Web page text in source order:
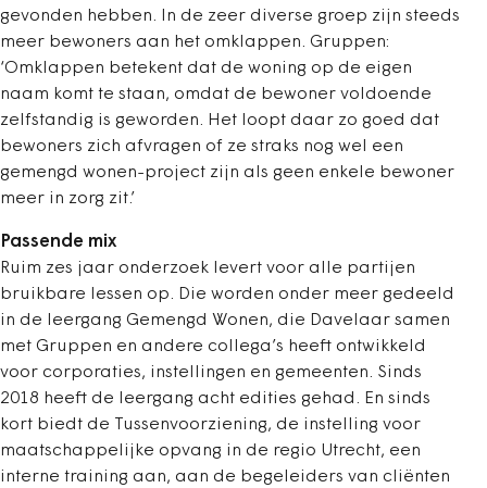
gevonden hebben. In de zeer diverse groep zijn steeds
meer bewoners aan het omklappen. Gruppen:
‘Omklappen betekent dat de woning op de eigen
naam komt te staan, omdat de bewoner voldoende
zelfstandig is geworden. Het loopt daar zo goed dat
bewoners zich afvragen of ze straks nog wel een
gemengd wonen-project zijn als geen enkele bewoner
meer in zorg zit.’
Passende mix
Ruim zes jaar onderzoek levert voor alle partijen
bruikbare lessen op. Die worden onder meer gedeeld
in de leergang Gemengd Wonen, die Davelaar samen
met Gruppen en andere collega’s heeft ontwikkeld
voor corporaties, instellingen en gemeenten. Sinds
2018 heeft de leergang acht edities gehad. En sinds
kort biedt de Tussenvoorziening, de instelling voor
maatschappelijke opvang in de regio Utrecht, een
interne training aan, aan de begeleiders van cliënten